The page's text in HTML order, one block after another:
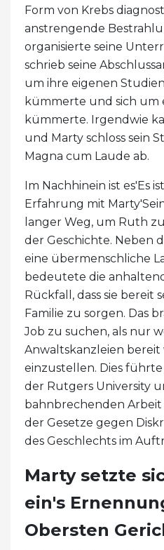
Form von Krebs
anstrengende
organisierte seine
schrieb seine
um ihre eigenen
kümmerte und sich um
kümmerte. Irgendwie
und Marty schloss sein
Magna cum Laude ab.
Im Nachhinein ist es'Es
Erfahrung mit
langer Weg, um Ruth
der Geschichte. Neben
eine übermenschliche
bedeutete die
Rückfall, dass sie bereit
Familie zu sorgen. Das
Job zu suchen, als nur
Anwaltskanzleien bereit
einzustellen. Dies
der Rutgers University
bahnbrechenden
der Gesetze gegen
des Geschlechts im
Marty setzte
ein's
Obersten